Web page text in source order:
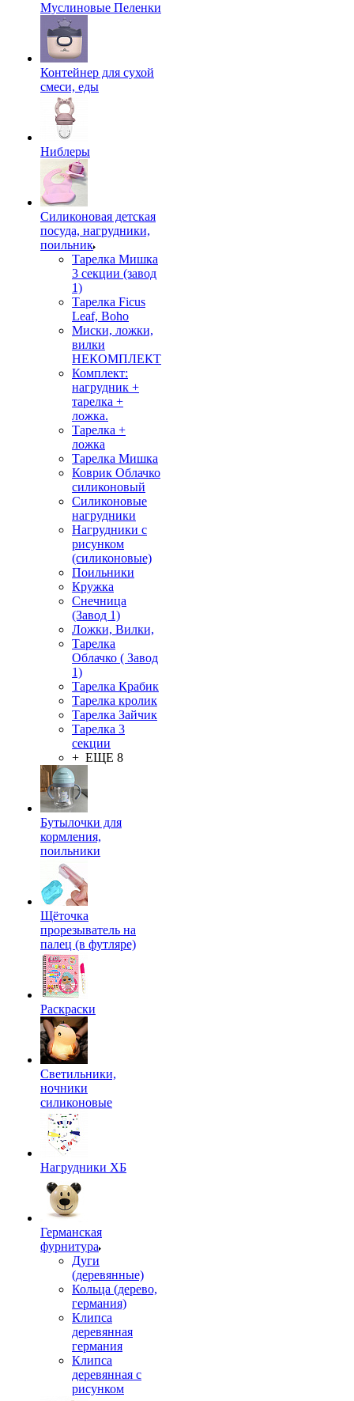
Муслиновые Пеленки
Контейнер для сухой
смеси, еды
Ниблеры
Силиконовая детская
посуда, нагрудники,
поильник
Тарелка Мишка
3 секции (завод
1)
Тарелка Ficus
Leaf, Boho
Миски, ложки,
вилки
НЕКОМПЛЕКТ
Комплект:
нагрудник +
тарелка +
ложка.
Тарелка +
ложка
Тарелка Мишка
Коврик Облачко
силиконовый
Силиконовые
нагрудники
Нагрудники с
рисунком
(силиконовые)
Поильники
Кружка
Снечница
(Завод 1)
Ложки, Вилки,
Тарелка
Облачко ( Завод
1)
Тарелка Крабик
Тарелка кролик
Тарелка Зайчик
Тарелка 3
секции
+ ЕЩЕ 8
Бутылочки для
кормления,
поильники
Щёточка
прорезыватель на
палец (в футляре)
Раскраски
Светильники,
ночники
силиконовые
Нагрудники ХБ
Германская
фурнитура
Дуги
(деревянные)
Кольца (дерево,
германия)
Клипса
деревянная
германия
Клипса
деревянная с
рисунком